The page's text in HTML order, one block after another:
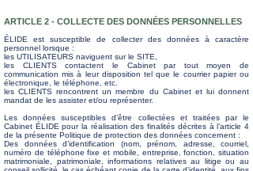
ARTICLE 2 - COLLECTE DES DONNÉES PERSONNELLES
ÉLIDE est susceptible de collecter des données à caractère
personnel lorsque :
les UTILISATEURS naviguent sur le SITE,
les CLIENTS contactent le Cabinet par tout moyen de
communication mis à leur disposition tel que le courrier papier ou
électronique, le téléphone, etc.
les CLIENTS rencontrent un membre du Cabinet et lui donnent
mandat de les assister et/ou représenter.
Les données susceptibles d’être collectées et traitées par le
Cabinet ÉLIDE pour la réalisation des finalités décrites à l’article 4
de la présente Politique de protection des données concernent :
Des données d’identification (nom, prénom, adresse, courriel,
numéro de téléphone fixe et mobile, entreprise, fonction, situation
matrimoniale, patrimoniale, informations relatives au litige ou au